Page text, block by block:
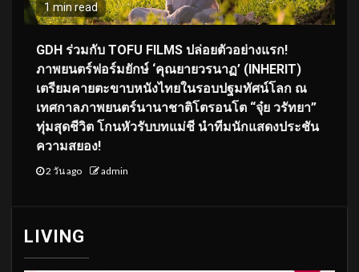
1 min read
GDH ร่วมกับ TOFU FILMS ปล่อยตัวอย่างแรก!
ภาพยนตร์ฟอร์มยักษ์ ‘คุณยายวรนาฏ’ (INHERIT)
เตรียมคายตะขาบหนังไทยในรอบปฐมทัศน์โลก ณ
เทศกาลภาพยนตร์นานาชาติโตรอนโต “จุ๋ย วรัทยา”
ทุ่มสุดชีวิต โกนหัวรับบทแม่ชี นำทีมนักแสดงประชัน
ความสยอง!
2 วัน ago admin
LIVING